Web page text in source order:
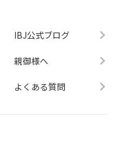
IBJ公式ブログ
親御様へ
よくある質問